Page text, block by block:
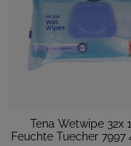
Tena Wetwipe 32x
Feuchte Tuecher 7997